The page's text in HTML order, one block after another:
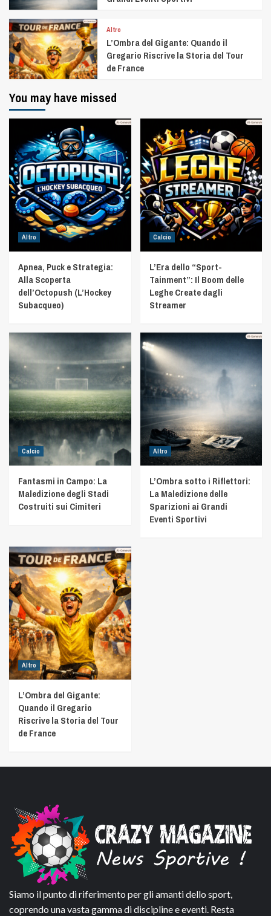
Altro
L’Ombra del Gigante: Quando il
Gregario Riscrive la Storia del Tour
de France
You may have missed
Altro
Apnea, Puck e Strategia:
Alla Scoperta
dell’Octopush (L’Hockey
Subacqueo)
Calcio
L’Era dello “Sport-
Tainment”: Il Boom delle
Leghe Create dagli
Streamer
Calcio
Fantasmi in Campo: La
Maledizione degli Stadi
Costruiti sui Cimiteri
Altro
L’Ombra sotto i Riflettori:
La Maledizione delle
Sparizioni ai Grandi
Eventi Sportivi
Altro
L’Ombra del Gigante:
Quando il Gregario
Riscrive la Storia del Tour
de France
Siamo il punto di riferimento per gli amanti dello sport,
coprendo una vasta gamma di discipline e eventi. Resta